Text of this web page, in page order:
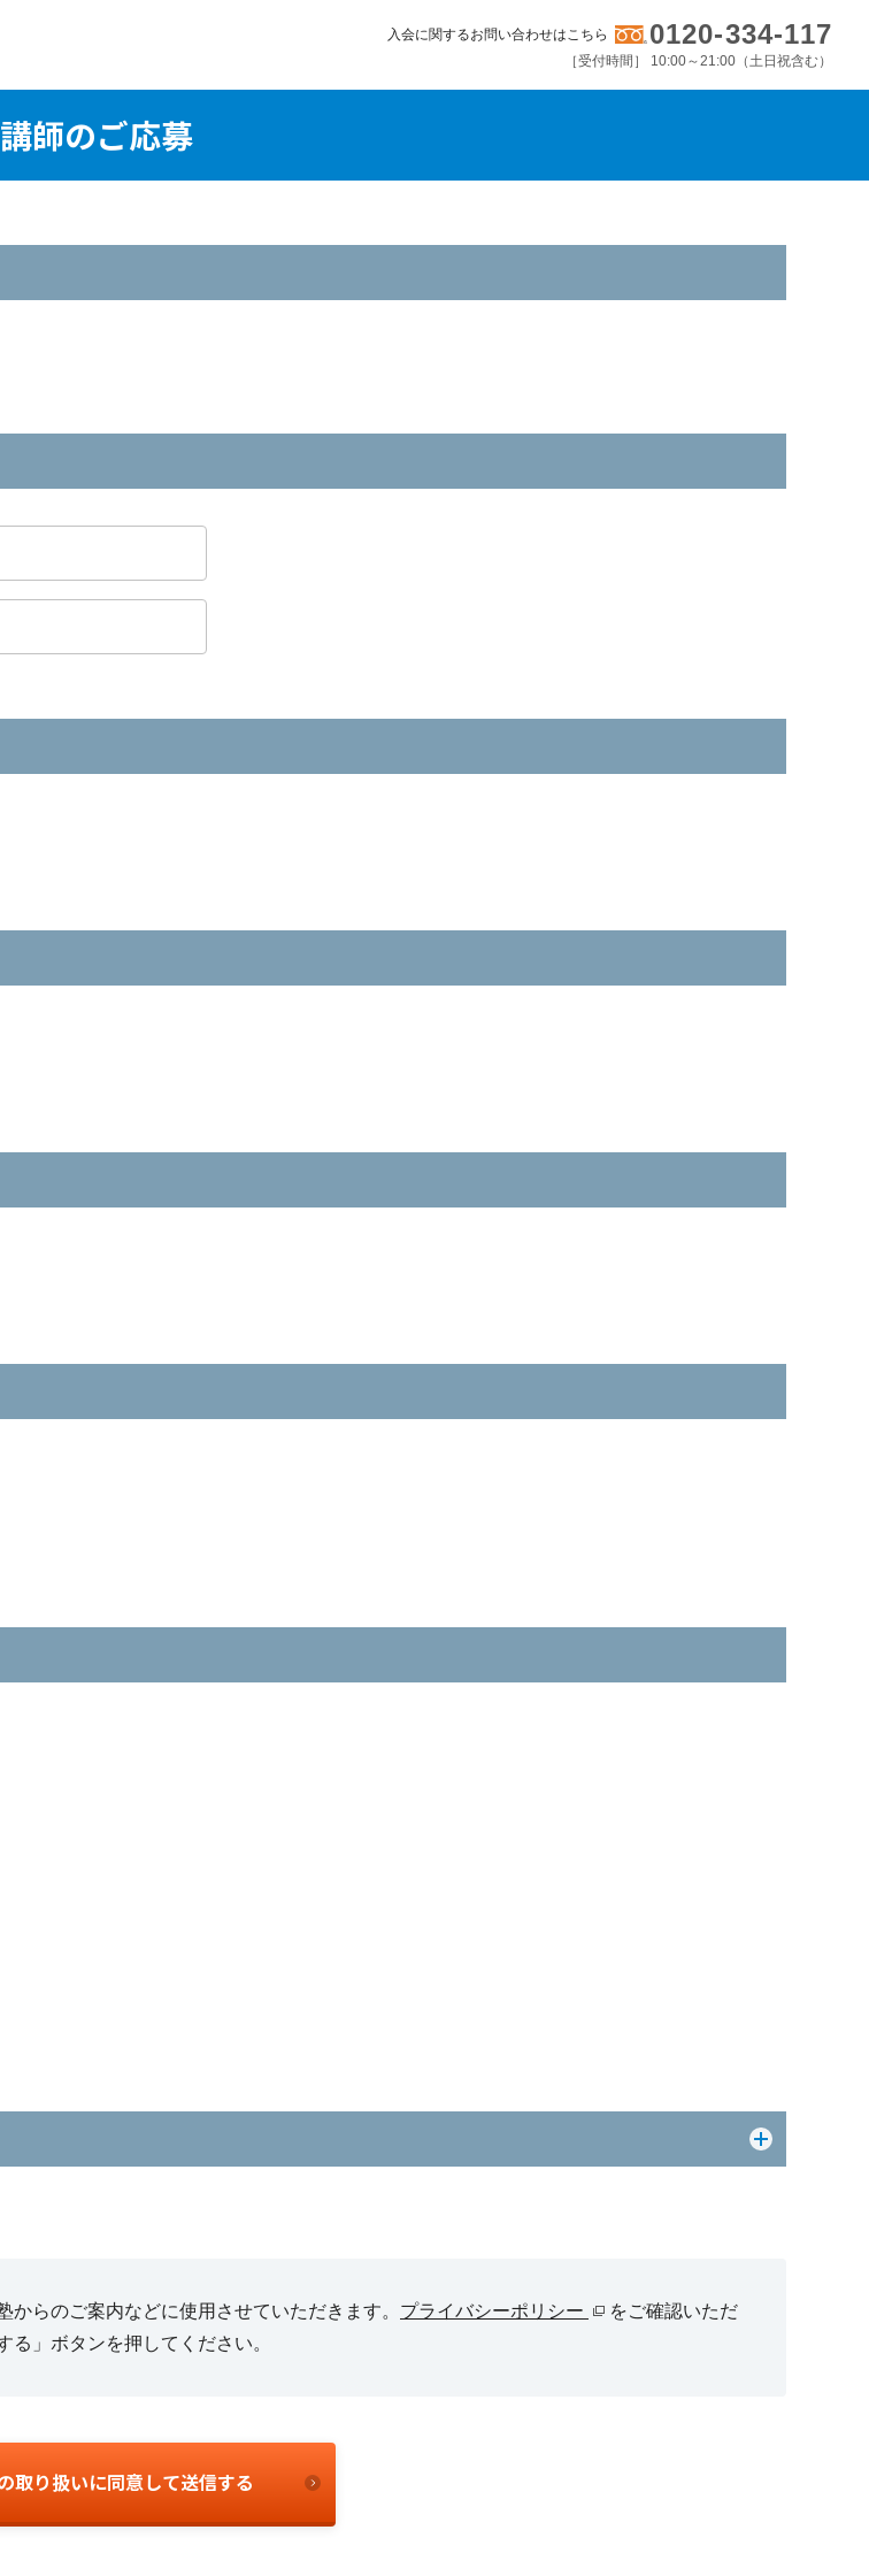
入会に関するお問い合わせはこちら 0120-334-117
［受付時間］ 10:00～21:00（土日祝含む）
講師のご応募
らのご案内などに使用させていただきます。 プライバシーポリシー
をご確認いただ
」ボタンを押してください。
取り扱いに同意して送信する